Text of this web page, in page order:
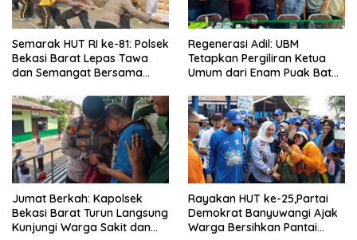
Semarak HUT RI ke-81: Polsek
Bekasi Barat Lepas Tawa
dan Semangat Bersama
Regenerasi Adil: UBM
Tetapkan Pergiliran Ketua
Umum dari Enam Puak Batak
Jumat Berkah: Kapolsek
Bekasi Barat Turun Langsung
Kunjungi Warga Sakit dan
Rayakan HUT ke-25,Partai
Demokrat Banyuwangi Ajak
Warga Bersihkan Pantai